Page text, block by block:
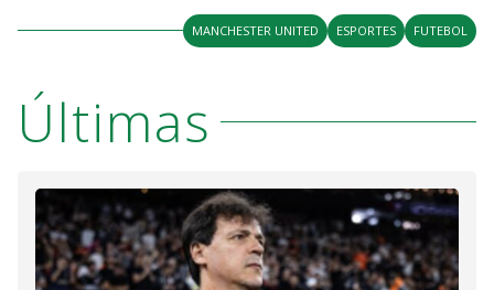
MANCHESTER UNITED ESPORTES FUTEBOL
Últimas